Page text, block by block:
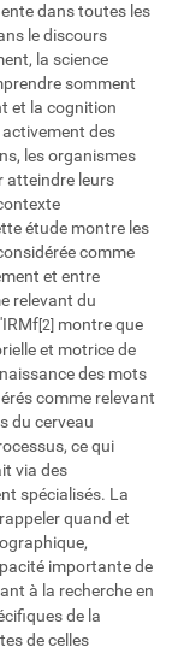
dans toutes les
le discours
la science
somment
et la cognition
des
les organismes
atteindre leurs
étude montre les
comme
et entre
relevant du
[2] montre que
et motrice de
des mots
comme relevant
du cerveau
ce qui
via des
spécialisés. La
quand et
importante de
à la recherche en
de la
de celles